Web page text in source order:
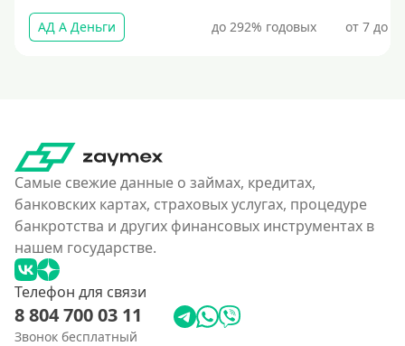
АД А Деньги до 292% годовых от 7 до
Самые свежие данные о займах, кредитах,
банковских картах, страховых услугах, процедуре
банкротства и других финансовых инструментах в
нашем государстве.
Телефон для связи
8 804 700 03 11
Звонок бесплатный